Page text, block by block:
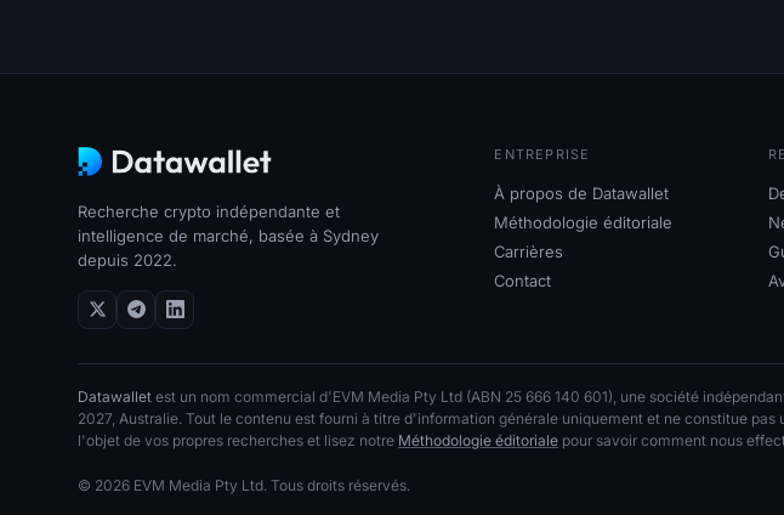
Recherche crypto indépendante et
intelligence de marché, basée à Sydney
depuis 2022.
ENTREPRISE
À propos de Datawallet
Méthodologie éditoriale
Carrières
Contact
Datawallet est un nom commercial d'EVM Media Pty Ltd (ABN 25 666 140 601), une société
2027, Australie. Tout le contenu est fourni à titre d'information générale uniquement et ne constitue
l'objet de vos propres recherches et lisez notre Méthodologie éditoriale pour savoir comment nous
© 2026 EVM Media Pty Ltd. Tous droits réservés.